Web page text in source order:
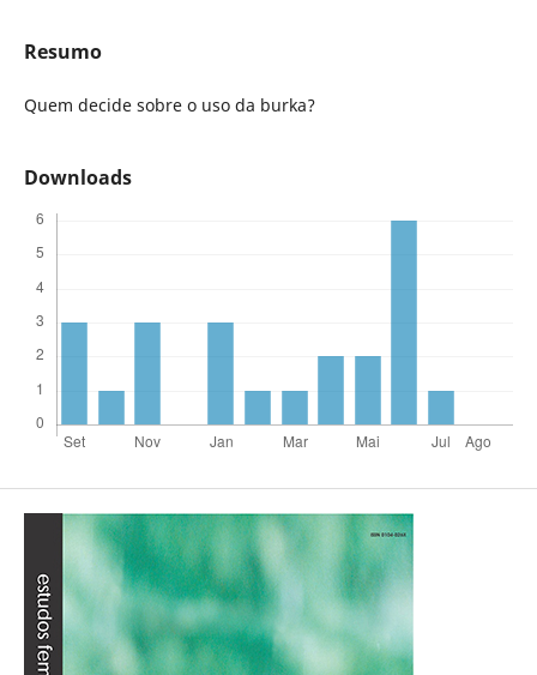
Resumo
Quem decide sobre o uso da burka?
Downloads